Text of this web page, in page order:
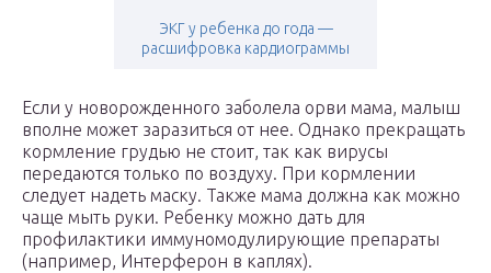
ЭКГ у ребенка до года —
расшифровка кардиограммы
Если у новорожденного заболела орви мама, малыш
вполне может заразиться от нее. Однако прекращать
кормление грудью не стоит, так как вирусы
передаются только по воздуху. При кормлении
следует надеть маску. Также мама должна как можно
чаще мыть руки. Ребенку можно дать для
профилактики иммуномодулирующие препараты
(например, Интерферон в каплях).